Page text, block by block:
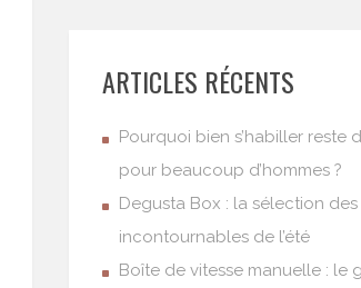
ARTICLES RÉCENTS
Pourquoi bien s’habiller reste
pour beaucoup d’hommes ?
Degusta Box : la sélection des
incontournables de l’été
Boîte de vitesse manuelle : le